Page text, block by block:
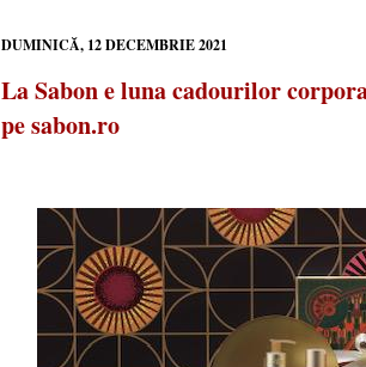
DUMINICĂ, 12 DECEMBRIE 2021
La Sabon e luna cadourilor
pe sabon.ro